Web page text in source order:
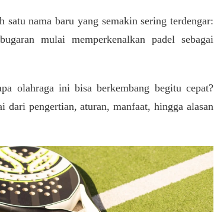
nama baru yang semakin sering terdengar:
mulai memperkenalkan padel sebagai
olahraga ini bisa berkembang begitu cepat?
pengertian, aturan, manfaat, hingga alasan